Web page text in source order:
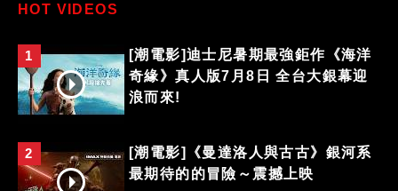
HOT VIDEOS
1
[潮電影]迪士尼暑期最強鉅作《海洋
奇緣》真人版7月8日 全台大銀幕迎
浪而來!
2
[潮電影]《曼達洛人與古古》銀河系
最期待的的冒險～震撼上映